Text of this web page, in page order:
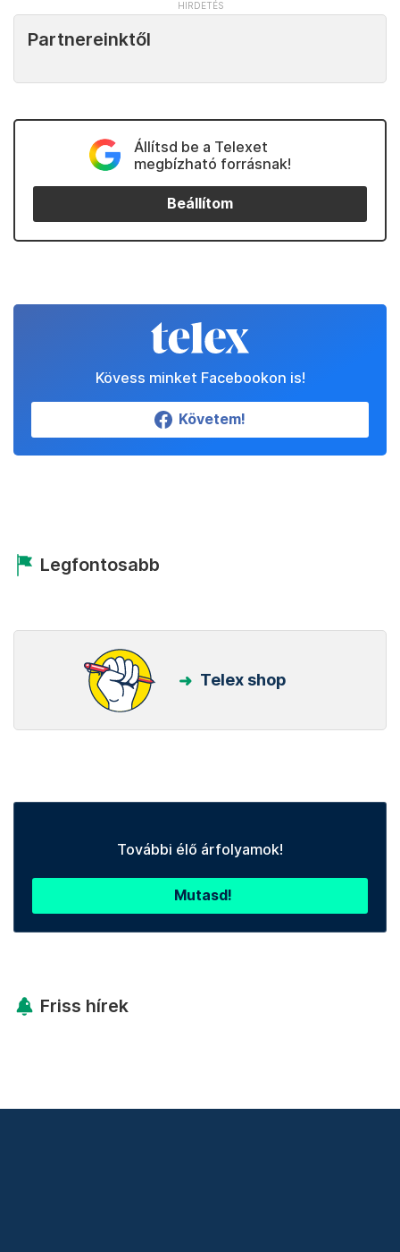
Partnereinktől
Állítsd be a Telexet
megbízható forrásnak!
Beállítom
Kövess minket Facebookon is!
Követem!
Legfontosabb
Telex shop
További élő árfolyamok!
Mutasd!
Friss hírek